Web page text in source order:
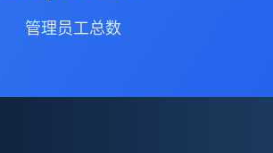
管理员工总数